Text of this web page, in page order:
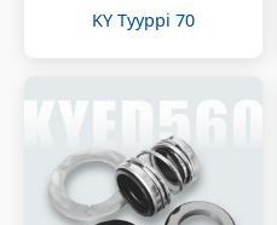
KY Tyyppi 70